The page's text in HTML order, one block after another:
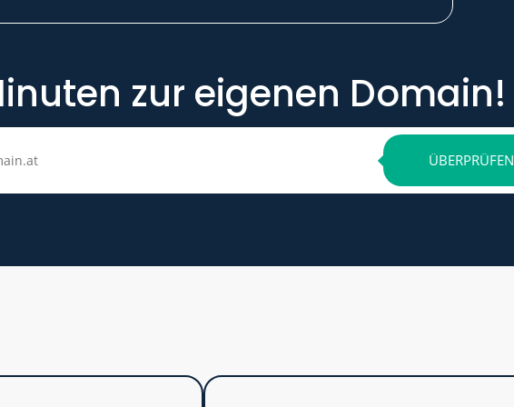
zur eigenen Domain!
ÜBERPRÜFEN